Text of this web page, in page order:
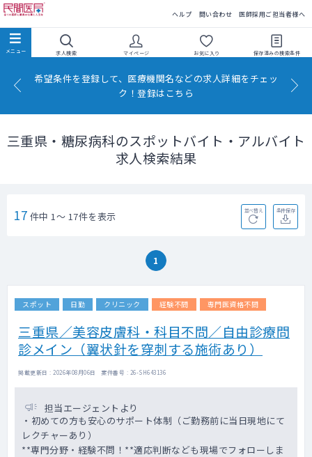
ヘルプ 問い合わせ 医師採用ご担当者様へ
求人検索 マイページ お気に入り 保存済みの検索条件
希望条件を登録して、医療機関名などの求人詳細をチェッ
ク！登録はこちら
三重県・糖尿病科のスポットバイト・アルバイト
求人検索結果
17 件中 1～ 17件を表示 並べ替え 条件保存
1
スポット 日勤 クリニック 経験不問 専門医資格不問
三重県／美容皮膚科・科目不問／自由診療問
診メイン（翼状針を穿刺する施術あり）
掲載更新日 : 2026年08月06日 案件番号 : 26-SH643136
担当エージェントより
・初めての方も安心のサポート体制（ご勤務前に当日現地にて
レクチャーあり）
**専門分野・経験不問！**適応判断なども現場でフォローしま